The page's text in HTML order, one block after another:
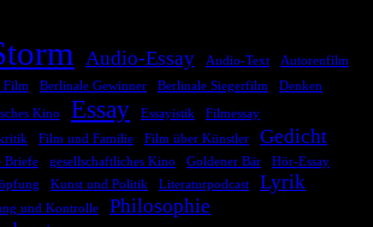
Audio-Essay Audio-Text
Autorenfilm
Film Berlinale Gewinner Berlinale Siegerfilm Denken
Kino Essay Essayistik
Filmessay
Film und Familie Film über Künstler Gedicht
Briefe gesellschaftliches Kino Goldener Bär
Hör-Essay
Kunst und Politik Literaturpodcast
Lyrik
und Kontrolle
Philosophie